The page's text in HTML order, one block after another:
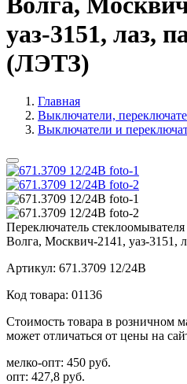
уаз-3151, лаз,
(ЛЭТЗ)
Главная
Выключатели,
Выключатели и
Переключатель стеклоомывателя
Волга, Москвич-2141, уаз-3151,
Артикул: 671.3709 12/24В
Код товара: 01136
Стоимость товара в розничном
может отличаться от цены на
мелко-опт: 450 руб.
опт: 427,8 руб.